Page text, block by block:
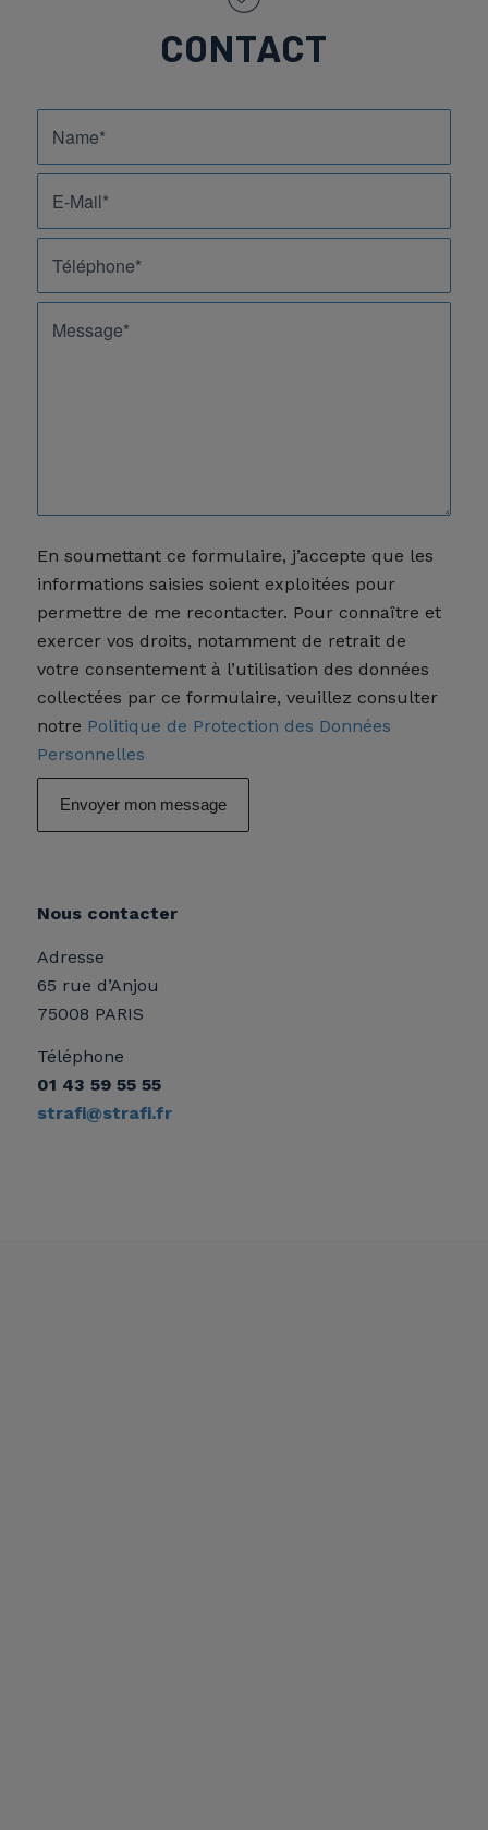
CONTACT
En soumettant ce formulaire, j’accepte que les
informations saisies soient exploitées pour
permettre de me recontacter. Pour connaître et
exercer vos droits, notamment de retrait de
votre consentement à l’utilisation des données
collectées par ce formulaire, veuillez consulter
notre Politique de Protection des Données
Personnelles
Nous contacter
Adresse
65 rue d’Anjou
75008 PARIS
Téléphone
01 43 59 55 55
strafi@strafi.fr